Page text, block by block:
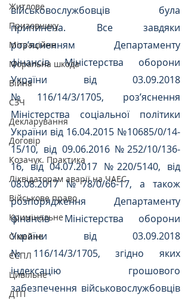
Житлове
Призовнику
Міграційне
Моральна шкода
Війна
СЗЧ
Декларування
Договір
Козачук. Практика
Ліквідаторам аварії на ЧАЕС
Військове право
Кримінальне
Сімейне
ЄСПЛ
Цивільне
ДТП
військовослужбовців була
припинена. Все завдяки
роз’ясненням Департаменту
фінансів Міністерства оборони
України від 03.09.2018
№116/14/3/1705, роз’яснення
Міністерства соціальної політики
України від 16.04.2015 №10685/0/14-
15/10, від 09.06.2016 №252/10/136-
16, від 04.07.2017 №220/5140, від
08.08.2017 №78/0/66-17, а також
розпорядження Департаменту
фінансів Міністерства оборони
України від 03.09.2018
№116/14/3/1705, згідно яких
індексацію грошового
забезпечення військовослужбовців